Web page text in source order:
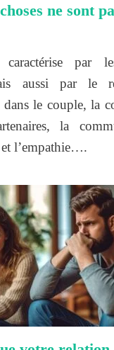
ne sont
par
aussi par le
le couple, la
la
l’empathie….